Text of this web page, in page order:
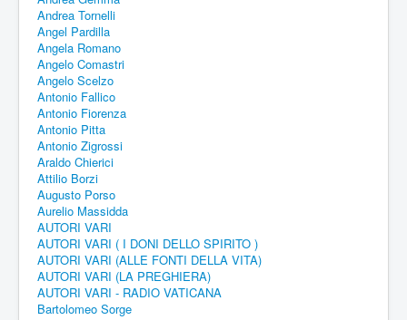
Andrea Tornelli
Angel Pardilla
Angela Romano
Angelo Comastri
Angelo Scelzo
Antonio Fallico
Antonio Fiorenza
Antonio Pitta
Antonio Zigrossi
Araldo Chierici
Attilio Borzi
Augusto Porso
Aurelio Massidda
AUTORI VARI
AUTORI VARI ( I DONI DELLO SPIRITO )
AUTORI VARI (ALLE FONTI DELLA VITA)
AUTORI VARI (LA PREGHIERA)
AUTORI VARI - RADIO VATICANA
Bartolomeo Sorge